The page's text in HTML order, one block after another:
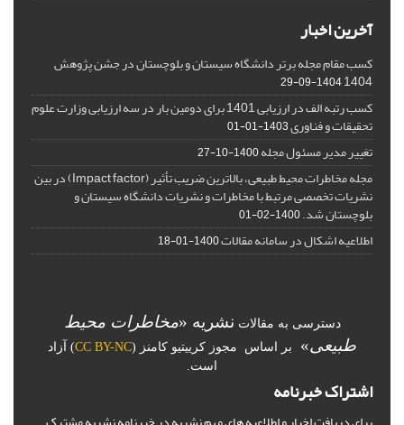
آخرین اخبار
کسب مقام مجله برتر دانشگاه سیستان و بلوچستان در جشن پژوهش
1404
1404-09-29
کسب رتبه الف در ارزیابی 1401 برای دومین بار در سه ارزیابی وزارت علوم
تحقیقات و فناوری1403-01-01
تغییر مدیر مسئول مجله1400-10-27
مجله مخاطرات محیط طبیعی، بالاترین ضریب تأثیر (Impact factor) در بین
نشریات تخصصی مرتبط با مخاطرات و نشریات دانشگاه سیستان و
بلوچستان شد.1400-02-01
اطلاعیه اشکال در سامانه مقالات1400-01-18
دسترسی به مقالات نشریه «مخاطرات محیط
طبیعی» بر اساس مجوز کرییتیو کامنز (CC BY-NC) آزاد
است.
اشتراک خبرنامه